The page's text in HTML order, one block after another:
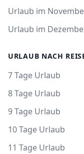
Urlaub im
Urlaub im
URLAUB NACH
7 Tage Urlaub
8 Tage Urlaub
9 Tage Urlaub
10 Tage Urlaub
11 Tage Urlaub